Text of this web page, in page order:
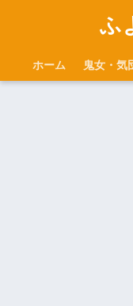
ふ
ホーム 鬼女・気